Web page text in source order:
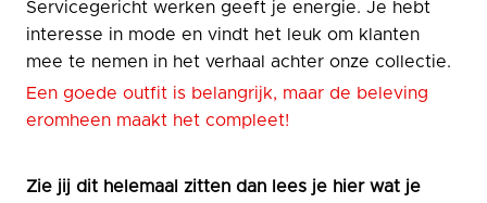
Servicegericht werken geeft je energie. Je hebt
interesse in mode en vindt het leuk om klanten
mee te nemen in het verhaal achter onze collectie.
Een goede outfit is belangrijk, maar de beleving
eromheen maakt het compleet!
Zie jij dit helemaal zitten dan lees je hier wat je